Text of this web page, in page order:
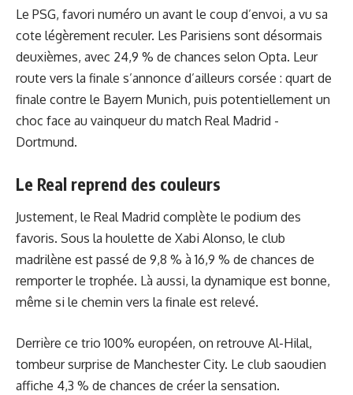
Le PSG, favori numéro un avant le coup d’envoi, a vu sa
cote légèrement reculer. Les Parisiens sont désormais
deuxièmes, avec 24,9 % de chances selon Opta. Leur
route vers la finale s’annonce d’ailleurs corsée : quart de
finale contre le Bayern Munich, puis potentiellement un
choc face au vainqueur du match Real Madrid -
Dortmund.
Le Real reprend des couleurs
Justement, le Real Madrid complète le podium des
favoris. Sous la houlette de Xabi Alonso, le club
madrilène est passé de 9,8 % à 16,9 % de chances de
remporter le trophée. Là aussi, la dynamique est bonne,
même si le chemin vers la finale est relevé.
Derrière ce trio 100% européen, on retrouve Al-Hilal,
tombeur surprise de Manchester City. Le club saoudien
affiche 4,3 % de chances de créer la sensation.